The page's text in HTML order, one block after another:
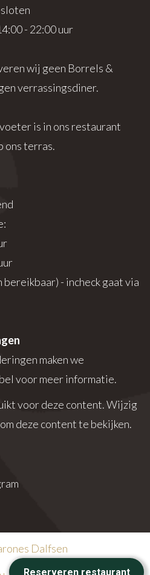
- 22:00 uur
wij geen Borrels &
verrassingsdiner.
is in ons restaurant
ons terras.
- incheck gaat via
maken we
voor meer informatie.
voor deze content. Wijzig
deze content te bekijken.
Dalfsen